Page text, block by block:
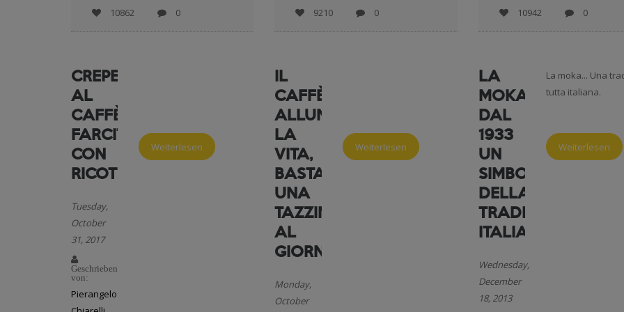
10862 0
CREPES
AL
CAFFÈ
FARCITE
CON
RICOTTA
Tuesday,
October
31, 2017
Geschrieben
von:
Pierangelo
Weiterlesen
9210 0
IL
CAFFÈ
ALLUNGA
LA
VITA,
BASTA
UNA
TAZZINA
AL
GIORNO
Monday,
October
Weiterlesen
10942 0
LA
MOKA...
DAL
1933
UN
SIMBOLO
DELLA
TRADIZIONE
ITALIANA.
Wednesday,
December
18, 2013
La moka... Una
tutta italiana.
Weiterlesen